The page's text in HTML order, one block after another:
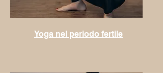
Yoga nel periodo fertile